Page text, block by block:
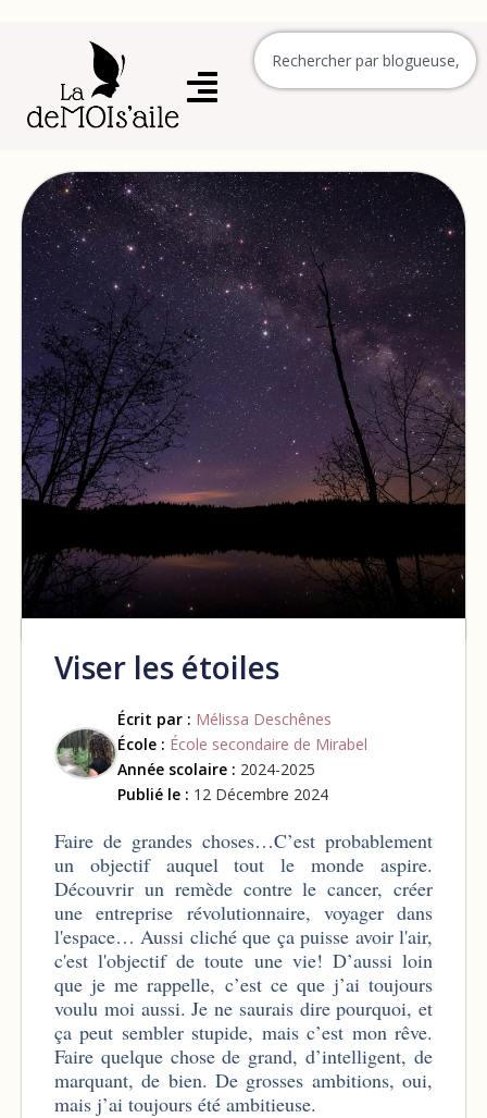
Viser les étoiles
Écrit par : Mélissa Deschênes
École : École secondaire de Mirabel
Année scolaire : 2024-2025
Publié le : 12 Décembre 2024
Faire de grandes choses…C’est probablement
un objectif auquel tout le monde aspire.
Découvrir un remède contre le cancer, créer
une entreprise révolutionnaire, voyager dans
l'espace… Aussi cliché que ça puisse avoir l'air,
c'est l'objectif de toute une vie! D’aussi loin
que je me rappelle, c’est ce que j’ai toujours
voulu moi aussi. Je ne saurais dire pourquoi, et
ça peut sembler stupide, mais c’est mon rêve.
Faire quelque chose de grand, d’intelligent, de
marquant, de bien. De grosses ambitions, oui,
mais j’ai toujours été ambitieuse.